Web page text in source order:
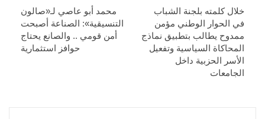
محمد أبو عاصي لـ«صالون
التنسيقية»: الصناعة أصبحت
أمن قومي .. والصانع يحتاج
حوافز استثمارية
خلال كلمته بلجنة الشباب
في الحوار الوطني مؤمن
ممدوح يطالب بتطبيق نماذج
المحاكاة السياسية وتفعيل
الأسر الحزبية داخل
الجامعات